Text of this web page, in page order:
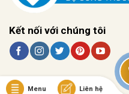
Kết nối với chúng tôi
Menu Liên hệ